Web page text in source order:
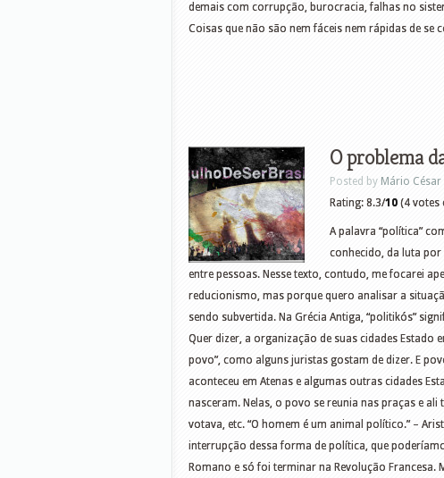
demais com corrupção, burocracia, falhas no
Coisas que não são nem fáceis nem rápidas de se
O problema
Posted by Mário César
Rating: 8.3/10 (4 votes
A palavra “política”
conhecido, da luta
entre pessoas. Nesse texto, contudo, me focarei
reducionismo, mas porque quero analisar a
sendo subvertida. Na Grécia Antiga, “politikós”
Quer dizer, a organização de suas cidades Estado
povo”, como alguns juristas gostam de dizer. E
aconteceu em Atenas e algumas outras cidades
nasceram. Nelas, o povo se reunia nas praças e
votava, etc. “O homem é um animal político.” –
interrupção dessa forma de política, que
Romano e só foi terminar na Revolução